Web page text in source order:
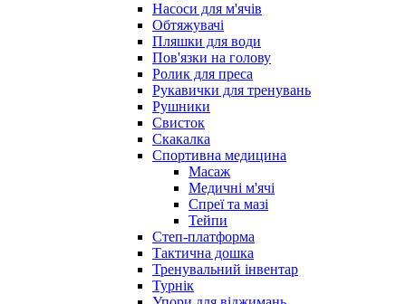
Насоси для м'ячів
Обтяжувачі
Пляшки для води
Пов'язки на голову
Ролик для преса
Рукавички для тренувань
Рушники
Свисток
Скакалка
Спортивна медицина
Масаж
Медичні м'ячі
Спреї та мазі
Тейпи
Степ-платформа
Тактична дошка
Тренувальний інвентар
Турнік